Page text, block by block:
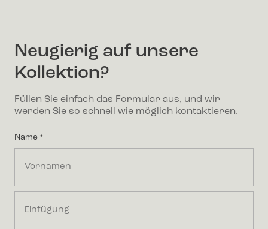
Neugierig auf unsere
Kollektion?
Füllen Sie einfach das Formular aus, und wir
werden Sie so schnell wie möglich kontaktieren.
Name *
First